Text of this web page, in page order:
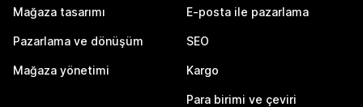
Mağaza tasarımı
Pazarlama ve dönüşüm
Mağaza yönetimi
E-posta ile pazarlama
SEO
Kargo
Para birimi ve çeviri